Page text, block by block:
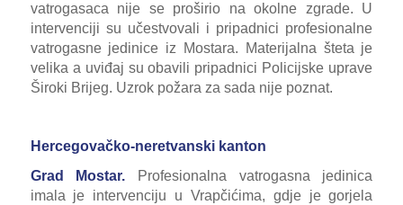
vatrogasaca nije se proširio na okolne zgrade. U
intervenciji su učestvovali i pripadnici profesionalne
vatrogasne jedinice iz Mostara. Materijalna šteta je
velika a uviđaj su obavili pripadnici Policijske uprave
Široki Brijeg. Uzrok požara za sada nije poznat.
Hercegovačko-neretvanski kanton
Grad Mostar.
Profesionalna vatrogasna jedinica
imala je intervenciju u Vrapčićima, gdje je gorjela